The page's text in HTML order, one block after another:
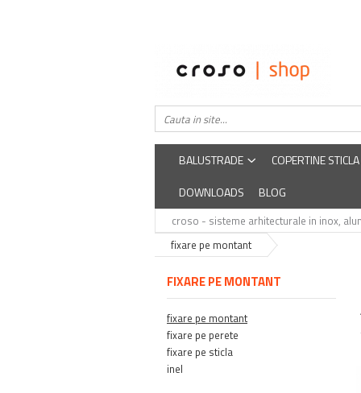
BALUSTRADE
COPERTINE STICLA
DOWNLOADS
BLOG
croso - sisteme arhitecturale in inox,
fixare pe montant
FIXARE PE MONTANT
fixare pe montant
fixare pe perete
fixare pe sticla
inel